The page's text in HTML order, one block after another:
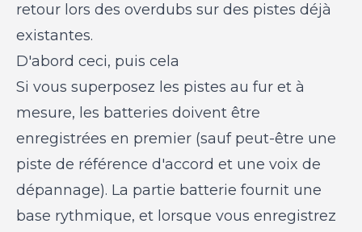
retour lors des overdubs sur des pistes déjà
existantes.
D'abord ceci, puis cela
Si vous superposez les pistes au fur et à
mesure, les batteries doivent être
enregistrées en premier (sauf peut-être une
piste de référence d'accord et une voix de
dépannage). La partie batterie fournit une
base rythmique, et lorsque vous enregistrez